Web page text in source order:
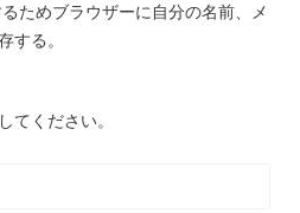
ためブラウザーに自分の名前、メ
する。
てください。